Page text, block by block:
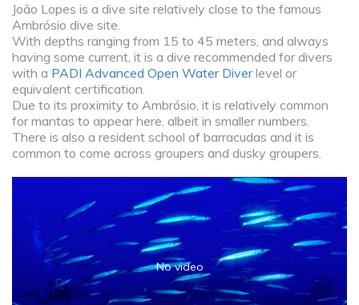
João Lopes is a dive site relatively close to the famous
Ambrósio dive site.
With depths ranging from 15 to 45 meters, and always
having some current, it is a dive recommended for divers
with a PADI Advanced Open Water Diverlevel or
equivalent certification.
Due to its proximity to Ambrósio, it is relatively common
for mantas to appear here, albeit in smaller numbers.
There is also a resident school of barracudas and it is
common to come across groupers and dusky groupers.
No video